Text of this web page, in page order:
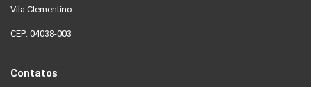
Vila Clementino
CEP: 04038-003
Contatos